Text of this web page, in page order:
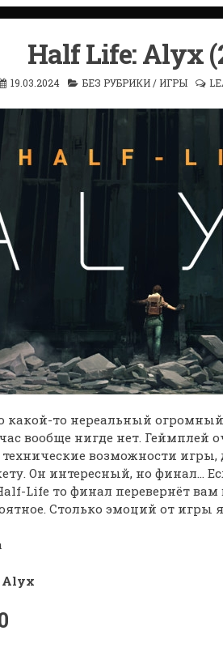
Half Life: Alyx
19.03.2024 БЕЗ РУБРИКИ / ИГРЫ
какой-то нереальный
вообще нигде нет. Геймплей
возможности игры,
Он интересный, но финал…
Life то финал перевернёт вам
Столько эмоций от игры
Alyx